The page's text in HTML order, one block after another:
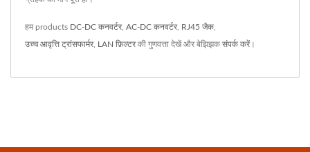
हम products DC-DC कनवर्टर, AC-DC कनवर्टर, RJ45 जैक
उच्च आवृत्ति ट्रांसफार्मर, LAN फ़िल्टरकी गुणवत्ता देखें और बेझिझक संपर्क करें।